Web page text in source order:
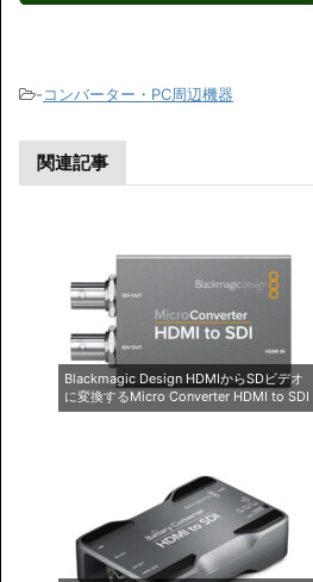
-コンバーター・PC周辺機器
関連記事
Blackmagic Design HDMIからSDビデオ
に変換するMicro Converter HDMI to SDI